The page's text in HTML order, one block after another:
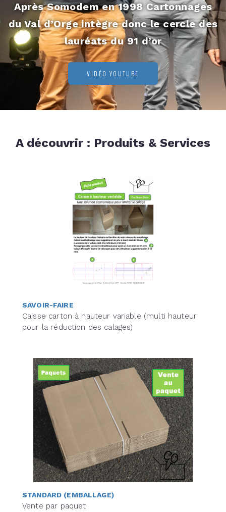
Après Somodem en 1998 Cartonnages
du Val d’Orge intègre donc le cercle des
lauréats du 91 d’or
VIDÉO YOUTUBE
A découvrir : Produits & Services
SAVOIR-FAIRE
Caisse carton à hauteur variable (multi hauteur
pour la réduction des calages)
STANDARD (EMBALLAGE)
Vente par paquet